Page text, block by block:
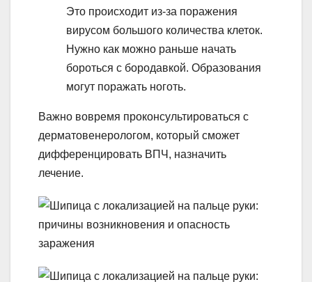
Это происходит из-за поражения
вирусом большого количества клеток.
Нужно как можно раньше начать
бороться с бородавкой. Образования
могут поражать ноготь.
Важно вовремя проконсультироваться с
дерматовенерологом, который сможет
дифференцировать ВПЧ, назначить
лечение.